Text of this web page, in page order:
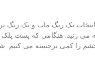
یک رنگ مات و یک رنگ
می زنید. هنگامی که پشت
را کمی برجسته می کنیم.